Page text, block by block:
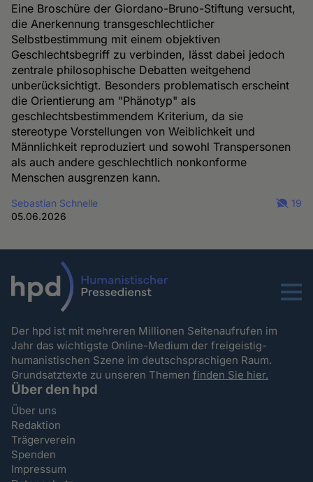
Eine Broschüre der Giordano-Bruno-Stiftung versucht,
die Anerkennung transgeschlechtlicher
Selbstbestimmung mit einem objektiven
Geschlechtsbegriff zu verbinden, lässt dabei jedoch
zentrale philosophische Debatten weitgehend
unberücksichtigt. Besonders problematisch erscheint
die Orientierung am "Phänotyp" als
geschlechtsbestimmendem Kriterium, da sie
stereotype Vorstellungen von Weiblichkeit und
Männlichkeit reproduziert und sowohl Transpersonen
als auch andere geschlechtlich nonkonforme
Menschen ausgrenzen kann.
Sebastian Schnelle
05.06.2026
19
Menu
Der hpd ist mit mehreren Millionen Seitenaufrufen im
Jahr das wichtigste Online-Medium der freigeistig-
humanistischen Szene im deutschsprachigen Raum.
Grundsatztexte zu unseren Themenfinden Sie hier.
Über den hpd
Über uns
Redaktion
Trägerverein
Spenden
Impressum